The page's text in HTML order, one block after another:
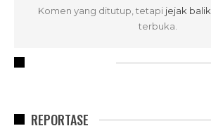
Komen yang ditutup, tetapi jejak balik
terbuka.
REPORTASE